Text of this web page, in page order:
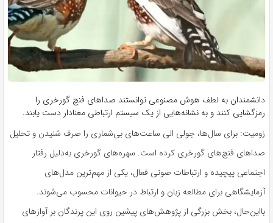
دانشمندان به لطف هوش مصنوعی توانستند صداهای فنچ گورخری را
رمزگشایی کنند و به نشانه‌هایی از یک سیستم ارتباطی معنادار دست یابند.
زومیت: برای سال‌ها، جولی الی ساعت‌های بی‌شماری را صرف شنیدن و تحلیل
صداهای فنچ‌های گورخری کرده است. سهره‌های گورخری به‌دلیل رفتار
اجتماعی پیچیده و ارتباطات صوتی فعال، یکی از مهم‌ترین مدل‌های
آزمایشگاهی برای مطالعه زبان و ارتباط در حیوانات محسوب می‌شوند.
با‌این‌حال، بخش بزرگی از پژوهش‌های پیشین روی این پرندگان بر آوازهای